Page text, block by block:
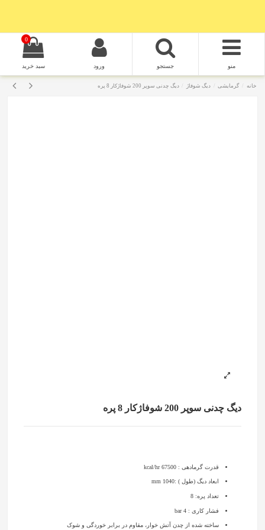
منو جستجو ورود
0
سبد خرید
خانه گرمایشی دیگ شوفاژ دیگ چدنی سوپر 200 شوفاژکار 8 پره
دیگ چدنی سوپر 200 شوفاژکار 8 پره
قدرت گرمادهی : 67500 kcal/hr
ابعاد دیگ (طول ) :mm 1040
تعداد پره: 8
فشار کاری : 4 bar
ساخته شده از چدن آتش خوار، مقاوم در برابر خوردگی و شوک